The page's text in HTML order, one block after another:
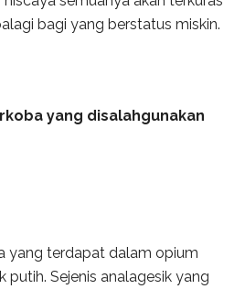
bagi yang berstatus miskin.
yang disalahgunakan
yang terdapat dalam opium
putih. Sejenis analagesik yang